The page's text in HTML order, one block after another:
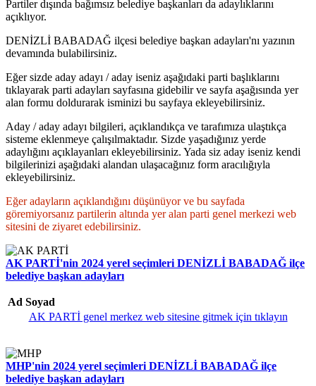
Partiler dışında bağımsız belediye başkanları da adaylıklarını
açıklıyor.
DENİZLİ BABADAĞ ilçesi belediye başkan adayları'nı yazının
devamında bulabilirsiniz.
Eğer sizde aday adayı / aday iseniz aşağıdaki parti başlıklarını
tıklayarak parti adayları sayfasına gidebilir ve sayfa aşağısında yer
alan formu doldurarak isminizi bu sayfaya ekleyebilirsiniz.
Aday / aday adayı bilgileri, açıklandıkça ve tarafımıza ulaştıkça
sisteme eklenmeye çalışılmaktadır. Sizde yaşadığınız yerde
adaylığını açıklayanları ekleyebilirsiniz. Yada siz aday iseniz kendi
bilgilerinizi aşağıdaki alandan ulaşacağınız form aracılığıyla
ekleyebilirsiniz.
Eğer adayların açıklandığını düşünüyor ve bu sayfada
göremiyorsanız partilerin altında yer alan parti genel merkezi web
sitesini de ziyaret edebilirsiniz.
AK PARTİ'nin 2024 yerel seçimleri DENİZLİ BABADAĞ ilçe
belediye başkan adayları
Ad Soyad
AK PARTİ genel merkez web sitesine gitmek için tıklayın
MHP'nin 2024 yerel seçimleri DENİZLİ BABADAĞ ilçe
belediye başkan adayları